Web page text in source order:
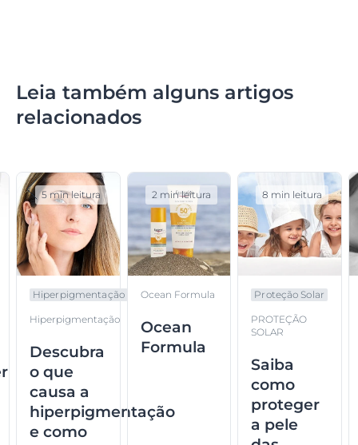
Leia também alguns artigos
relacionados
Hiperpigmentação
Hiperpigmentação
Descubra
o que
causa a
hiperpigmentação
e como
5 min leitura
Ocean Formula
Ocean
Formula
2 min leitura
Proteção Solar
PROTEÇÃO
SOLAR
Saiba
como
proteger
a pele
8 min leitura